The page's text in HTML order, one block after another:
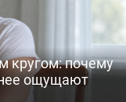
кругом: почему
ощущают